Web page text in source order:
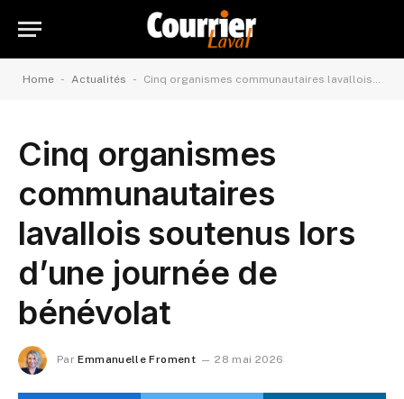
Home - Actualités - Cinq organismes communautaires lavallois soutenus lors d’une journée de bénévolat
Cinq organismes
communautaires
lavallois soutenus lors
d’une journée de
bénévolat
Par Emmanuelle Froment 28 mai 2026